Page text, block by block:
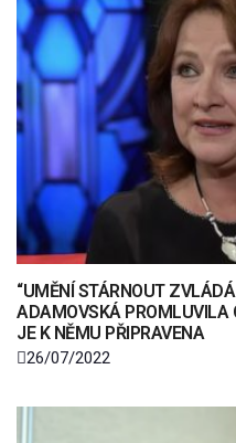
“UMĚNÍ STÁRNOUT
ADAMOVSKÁ PROMLUVILA
JE K NĚMU PŘIPRAVENA
26/07/2022